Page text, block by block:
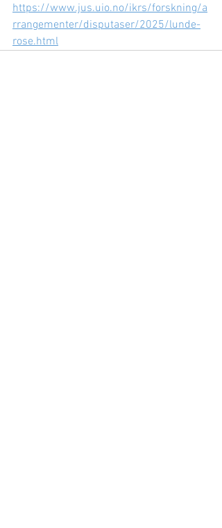
https://www.jus.uio.no/ikrs/forskning/a
rrangementer/disputaser/2025/lunde-
rose.html